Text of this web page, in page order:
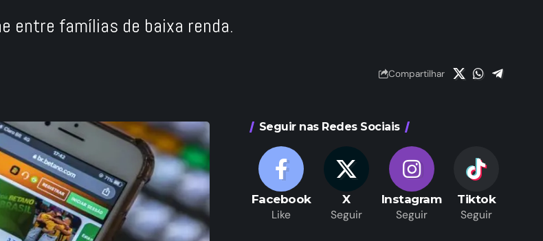
entre famílias de baixa renda.
Compartilhar
Seguir nas Redes Sociais
Facebook
Like
X
Seguir
Instagram
Seguir
Tiktok
Seguir